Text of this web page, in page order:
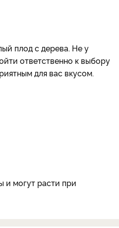
плод с дерева. Не у
ответственно к выбору
для вас вкусом.
и могут расти при